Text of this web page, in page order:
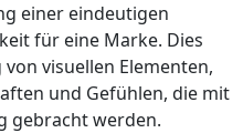
einer eindeutigen
für eine Marke. Dies
visuellen Elementen,
und Gefühlen, die mit
gebracht werden.